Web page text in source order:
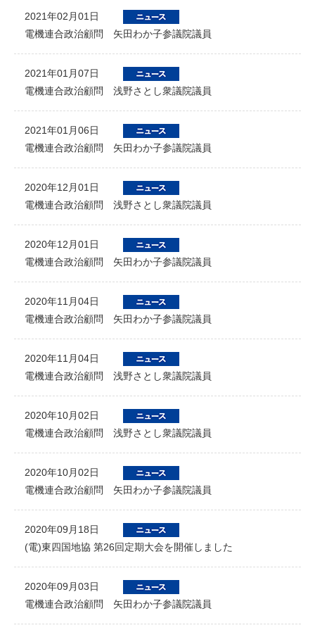
2021年02月01日
電機連合政治顧問 矢田わか子参議院議員
2021年01月07日
電機連合政治顧問 浅野さとし衆議院議員
2021年01月06日
電機連合政治顧問 矢田わか子参議院議員
2020年12月01日
電機連合政治顧問 浅野さとし衆議院議員
2020年12月01日
電機連合政治顧問 矢田わか子参議院議員
2020年11月04日
電機連合政治顧問 矢田わか子参議院議員
2020年11月04日
電機連合政治顧問 浅野さとし衆議院議員
2020年10月02日
電機連合政治顧問 浅野さとし衆議院議員
2020年10月02日
電機連合政治顧問 矢田わか子参議院議員
2020年09月18日
(電)東四国地協 第26回定期大会を開催しました
2020年09月03日
電機連合政治顧問 矢田わか子参議院議員